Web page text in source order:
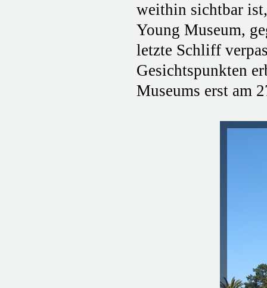
weithin sichtbar
Young Museum,
letzte Schliff
Gesichtspunkten
Museums erst am